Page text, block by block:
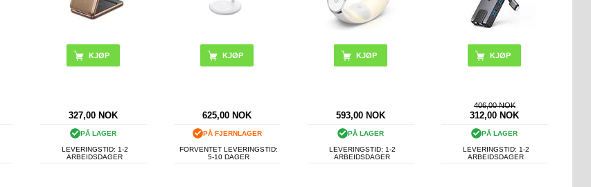
327,00 NOK
PÅ LAGER
LEVERINGSTID: 1-2
ARBEIDSDAGER
KJØP
625,00 NOK
PÅ FJERNLAGER
FORVENTET LEVERINGSTID:
5-10 DAGER
593,00 NOK
PÅ LAGER
LEVERINGSTID: 1-2
ARBEIDSDAGER
406,00 NOK
312,00 NOK
PÅ LAGER
LEVERINGSTID: 1-2
ARBEIDSDAGER